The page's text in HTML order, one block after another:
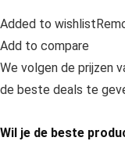
Added to
Add to compare
We volgen de prijzen
de beste deals te
Wil je de beste